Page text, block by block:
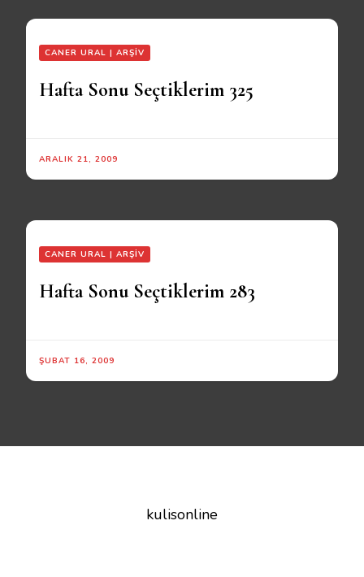
CANER URAL | ARŞIV
Hafta Sonu Seçtiklerim 325
ARALIK 21, 2009
CANER URAL | ARŞIV
Hafta Sonu Seçtiklerim 283
ŞUBAT 16, 2009
kulisonline